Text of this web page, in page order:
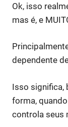
Ok, isso
mas é, e
dependente
Isso significa,
forma,
controla seus